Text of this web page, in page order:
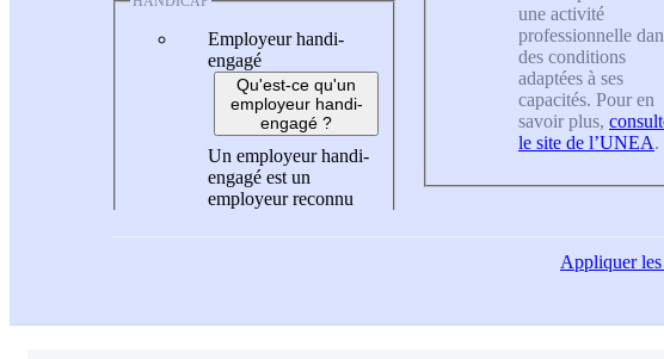
Employeur handi-
engagé
Qu'est-ce qu'un
employeur handi-
engagé ?
Un employeur handi-
engagé est un
employeur reconnu
une activité
professionnelle
des conditions
adaptées à ses
capacités. Pour en
savoir plus,
le site de l’UNEA.
Appliquerles